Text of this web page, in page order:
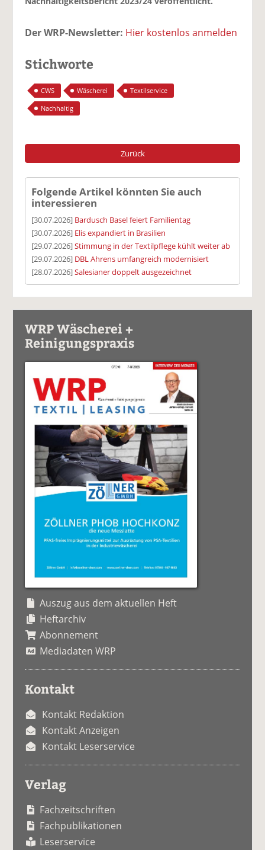
Der WRP-Newsletter: Hier kostenlos anmelden
Stichworte
CWS Wäscherei
Textilservice
Nachhaltig
Zurück
Folgende Artikel könnten Sie auch
interessieren
[30.07.2026] Bardusch Basel feiert Familientag
[30.07.2026] Elis expandiert in Brasilien
[29.07.2026]Stimmung in der Textilpflege kühlt weiter ab
[29.07.2026] DBL Ahrens umfangreich modernisiert
[28.07.2026]Salesianer doppelt ausgezeichnet
WRP Wäscherei +
Reinigungspraxis
Auszug aus dem aktuellen Heft
Heftarchiv
Abonnement
Mediadaten WRP
Kontakt
Kontakt Redaktion
Kontakt Anzeigen
Kontakt Leserservice
Verlag
Fachzeitschriften
Fachpublikationen
Leserservice